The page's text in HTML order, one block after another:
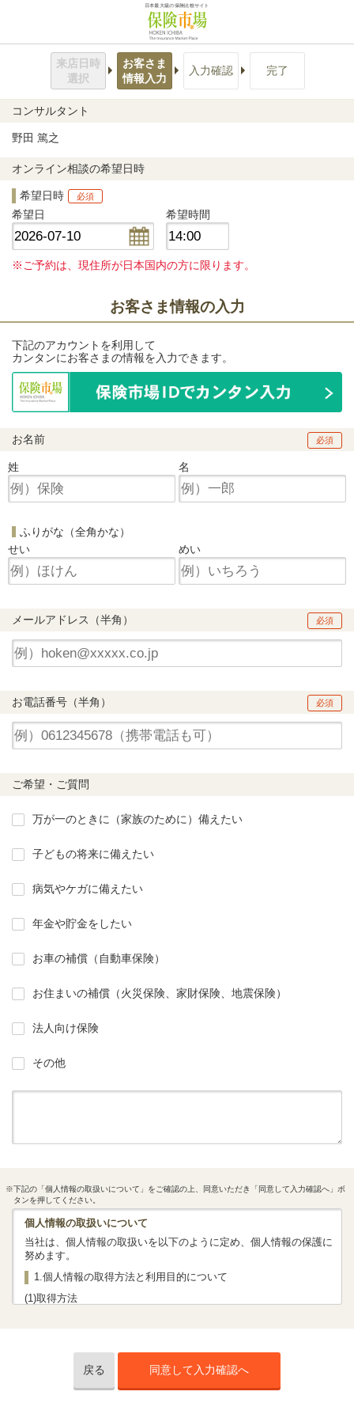
日本最大級の保険比較サイト
来店日時
選択
お客さま
情報入力
入力確認 完了
コンサルタント
野田 篤之
オンライン相談の希望日時
希望日時 必須
希望日 希望時間
※ご予約は、現住所が日本国内の方に限ります。
お客さま情報の入力
下記のアカウントを利用して
カンタンにお客さまの情報を入力できます。
お名前 必須
姓 名
ふりがな（全角かな）
せい
めい
メールアドレス（半角） 必須
お電話番号（半角） 必須
ご希望・ご質問
万が一のときに（家族のために）備えたい
子どもの将来に備えたい
病気やケガに備えたい
年金や貯金をしたい
お車の補償（自動車保険）
お住まいの補償（火災保険、家財保険、地震保険）
法人向け保険
その他
※下記の「個人情報の取扱いについて」をご確認の上、同意いただき「同意して入力確認へ」ボ
タンを押してください。
個人情報の取扱いについて
当社は、個人情報の取扱いを以下のように定め、個人情報の保護に
努めます。
1.個人情報の取得方法と利用目的について
(1)取得方法
報をお聞きいたします。
当社では主に当社ホームページ等を通じて保険商品の資料請求・保
険相談予約・商談（オンライン商談を含む）させていただいた際、
お客さまの個人情報を取得いたしますが、このほか、資料請求はが
戻る 同意して入力確認へ